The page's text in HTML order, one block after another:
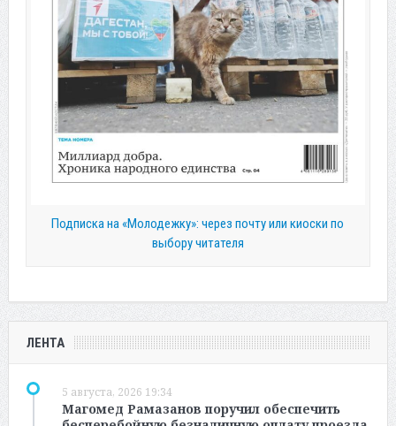
Подписка на «Молодежку»: через почту или киоски по
выбору читателя
ЛЕНТА
5 августа, 2026 19:34
Магомед Рамазанов поручил обеспечить